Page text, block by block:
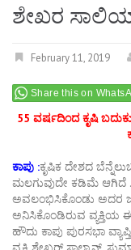
ಶೇಖರ
February 11, 2019
Share this on
55 ವರ್ಷದಿಂದ ಕೃಷಿ
ಕಾಪು :ಕೃಷಿಕ ದೇಶದ
ಮಲಗುವುದೇ ಕಡಿಮೆ ಆಗಿದೆ
ಅವಲಂಭಿಸಿಕೊಂಡು ಅದರ
ಅನಿಸಿಕೊಂಡಿರುವ ವ್ಯಕ್ತಿಯ
ಹೌದು ಕಾಪು ಪುರಸಭಾ